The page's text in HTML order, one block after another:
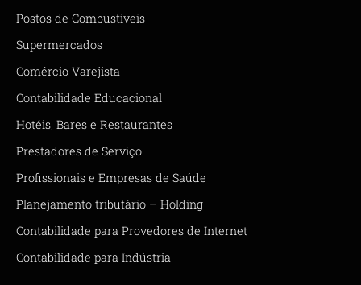
Postos de Combustíveis
Supermercados
Comércio Varejista
Contabilidade Educacional
Hotéis, Bares e Restaurantes
Prestadores de Serviço
Profissionais e Empresas de Saúde
Planejamento tributário – Holding
Contabilidade para Provedores de Internet
Contabilidade para Indústria